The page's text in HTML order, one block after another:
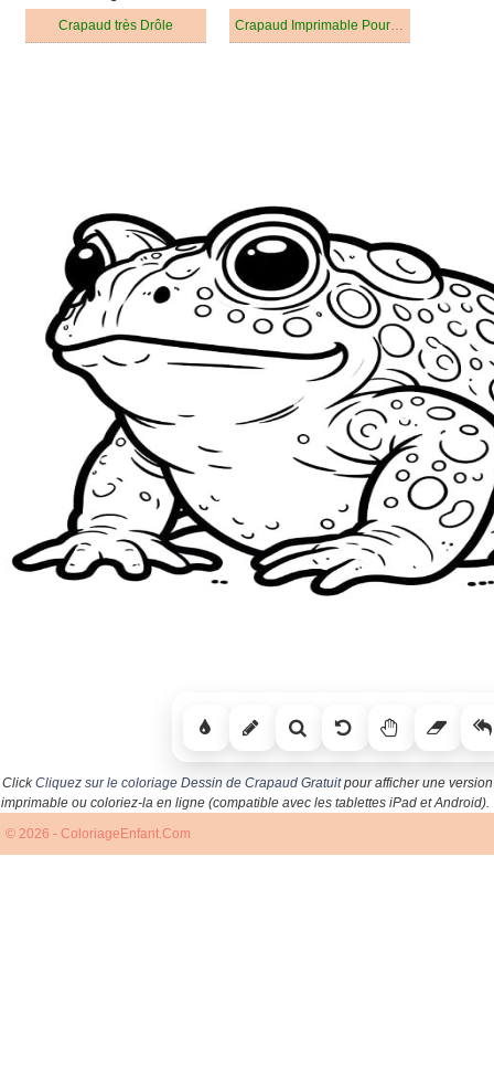
Crapaud très Drôle Crapaud Imprimable Pour les Enfants
ClickCliquez sur le coloriage Dessin de Crapaud Gratuitpour afficher une version
imprimable ou coloriez-la en ligne (compatible avec les tablettes iPad et Android).
© 2026 - ColoriageEnfant.Com